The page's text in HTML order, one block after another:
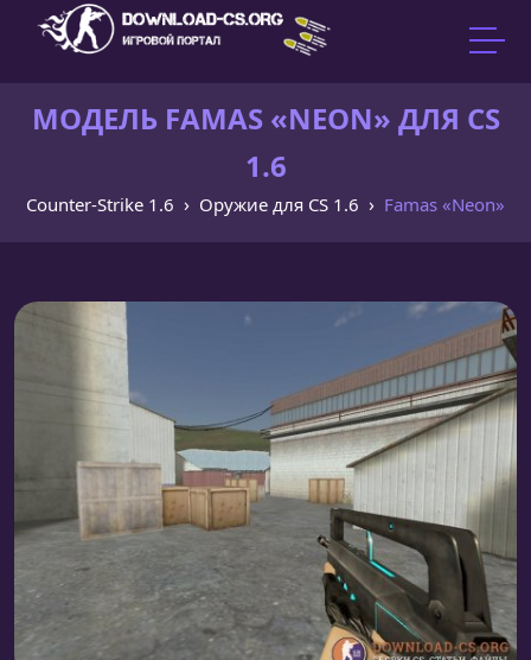
МОДЕЛЬ FAMAS «NEON» ДЛЯ CS
1.6
Counter-Strike 1.6 Оружие для CS 1.6 Famas «Neon»